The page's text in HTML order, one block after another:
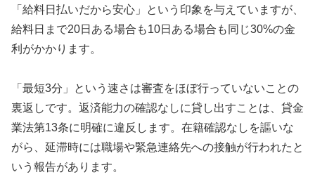
「給料日払いだから安心」という印象を与えていますが、
給料日まで20日ある場合も10日ある場合も同じ30%の金
利がかかります。
「最短3分」という速さは審査をほぼ行っていないことの
裏返しです。返済能力の確認なしに貸し出すことは、貸金
業法第13条に明確に違反します。在籍確認なしを謳いな
がら、延滞時には職場や緊急連絡先への接触が行われたと
いう報告があります。